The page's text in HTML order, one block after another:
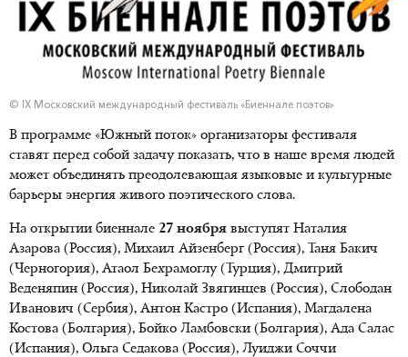
© IX Московский международный фестиваль «Биеннале поэтов»
В программе «Южный поток» организаторы фестиваля
ставят перед собой задачу показать, что в наше время людей
может объединять преодолевающая языковые и культурные
барьеры энергия живого поэтического слова.
На открытии биеннале 27 ноября выступят Наталия
Азарова (Россия), Михаил Айзенберг (Россия), Таня Бакич
(Черногория), Атаол Бехрамоглу (Турция), Дмитрий
Веденяпин (Россия), Николай Звягинцев (Россия), Слободан
Иванович (Сербия), Антон Кастро (Испания), Магдалена
Костова (Болгария), Бойко Ламбовски (Болгария), Ада Салас
(Испания), Ольга Седакова (Россия), Луиджи Соччи